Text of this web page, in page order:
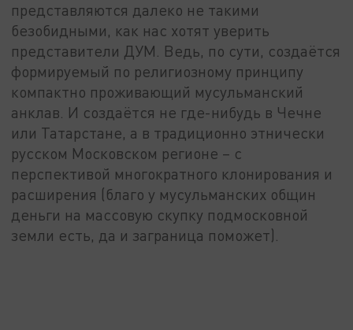
представляются далеко не такими
безобидными, как нас хотят уверить
представители ДУМ. Ведь, по сути, создаётся
формируемый по религиозному принципу
компактно проживающий мусульманский
анклав. И создаётся не где-нибудь в Чечне
или Татарстане, а в традиционно этнически
русском Московском регионе – с
перспективой многократного клонирования и
расширения (благо у мусульманских общин
деньги на массовую скупку подмосковной
земли есть, да и заграница поможет).